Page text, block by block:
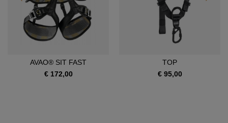
AVAO® SIT FAST
€ 172,00
TOP
€ 95,00